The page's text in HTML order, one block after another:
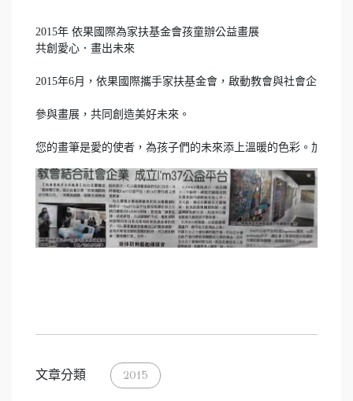
2015年 依果國際為家扶基金會孩童辦公益畫展
共創愛心．畫出未來
2015年6月，依果國際攜手家扶基金會，啟動教會與社會企業結
參與畫展，共同創造美好未來。
您的畫筆是愛的使者，為孩子們的未來添上溫暖的色彩。加入
文章分類 2015